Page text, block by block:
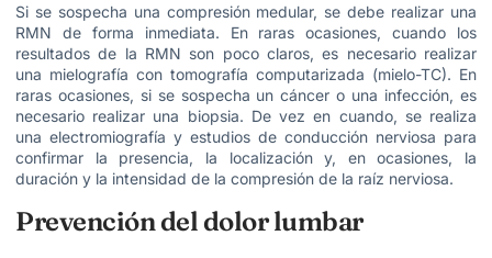
Si se sospecha una compresión medular, se debe realizar una
RMN de forma inmediata. En raras ocasiones, cuando los
resultados de la RMN son poco claros, es necesario realizar
una mielografía con tomografía computarizada (mielo-TC). En
raras ocasiones, si se sospecha un cáncer o una infección, es
necesario realizar una biopsia. De vez en cuando, se realiza
una electromiografía y estudios de conducción nerviosa para
confirmar la presencia, la localización y, en ocasiones, la
duración y la intensidad de la compresión de la raíz nerviosa.
Prevención del dolor lumbar